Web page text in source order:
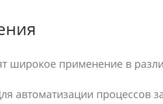
широкое применение в
автоматизации процессов